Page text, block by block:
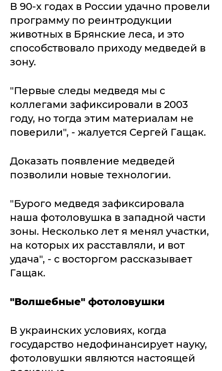
В 90-х годах в России удачно провели
программу по реинтродукции
животных в Брянские леса, и это
способствовало приходу медведей в
зону.
"Первые следы медведя мы с
коллегами зафиксировали в 2003
году, но тогда этим материалам не
поверили", - жалуется Сергей Гащак.
Доказать появление медведей
позволили новые технологии.
"Бурого медведя зафиксировала
наша фотоловушка в западной части
зоны. Несколько лет я менял участки,
на которых их расставляли, и вот
удача", - с восторгом рассказывает
Гащак.
"Волшебные" фотоловушки
В украинских условиях, когда
государство недофинансирует науку,
фотоловушки являются настоящей